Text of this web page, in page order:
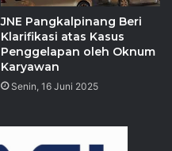
JNE Pangkalpinang Beri
Klarifikasi atas Kasus
Penggelapan oleh Oknum
Karyawan
Senin, 16 Juni 2025